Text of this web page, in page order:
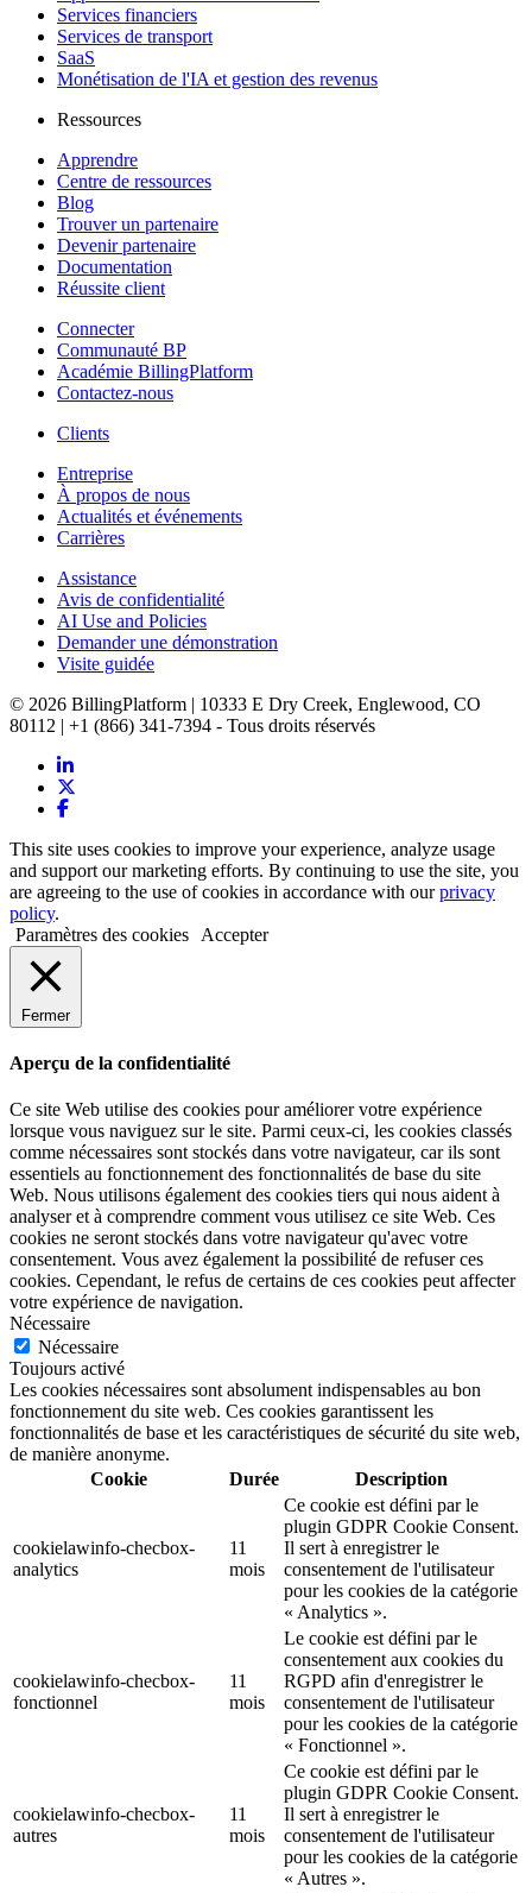
Services financiers
Services de transport
SaaS
Monétisation de l'IA et gestion des revenus
Ressources
Apprendre
Centre de ressources
Blog
Trouver un partenaire
Devenir partenaire
Documentation
Réussite client
Connecter
Communauté BP
Académie BillingPlatform
Contactez-nous
Clients
Entreprise
À propos de nous
Actualités et événements
Carrières
Assistance
Avis de confidentialité
AI Use and Policies
Demander une démonstration
Visite guidée
© 2026 BillingPlatform | 10333 E Dry Creek, Englewood, CO
80112 | +1 (866) 341-7394 - Tous droits réservés
This site uses cookies to improve your experience, analyze usage
and support our marketing efforts. By continuing to use the site, you
are agreeing to the use of cookies in accordance with ourprivacy
policy.
Paramètres des cookies
Accepter
Fermer
Aperçu de la confidentialité
Ce site Web utilise des cookies pour améliorer votre expérience
lorsque vous naviguez sur le site. Parmi ceux-ci, les cookies classés
comme nécessaires sont stockés dans votre navigateur, car ils sont
essentiels au fonctionnement des fonctionnalités de base du site
Web. Nous utilisons également des cookies tiers qui nous aident à
analyser et à comprendre comment vous utilisez ce site Web. Ces
cookies ne seront stockés dans votre navigateur qu'avec votre
consentement. Vous avez également la possibilité de refuser ces
cookies. Cependant, le refus de certains de ces cookies peut affecter
votre expérience de navigation.
Nécessaire
Nécessaire
Toujours activé
Les cookies nécessaires sont absolument indispensables au bon
fonctionnement du site web. Ces cookies garantissent les
fonctionnalités de base et les caractéristiques de sécurité du site web,
de manière anonyme.
Cookie
Durée Description
cookielawinfo-checbox-
analytics
11
mois
Ce cookie est défini par le
plugin GDPR Cookie Consent.
Il sert à enregistrer le
consentement de l'utilisateur
pour les cookies de la catégorie
« Analytics ».
cookielawinfo-checbox-
fonctionnel
11
mois
Le cookie est défini par le
consentement aux cookies du
RGPD afin d'enregistrer le
consentement de l'utilisateur
pour les cookies de la catégorie
« Fonctionnel ».
cookielawinfo-checbox-
autres
11
mois
Ce cookie est défini par le
plugin GDPR Cookie Consent.
Il sert à enregistrer le
consentement de l'utilisateur
pour les cookies de la catégorie
« Autres ».